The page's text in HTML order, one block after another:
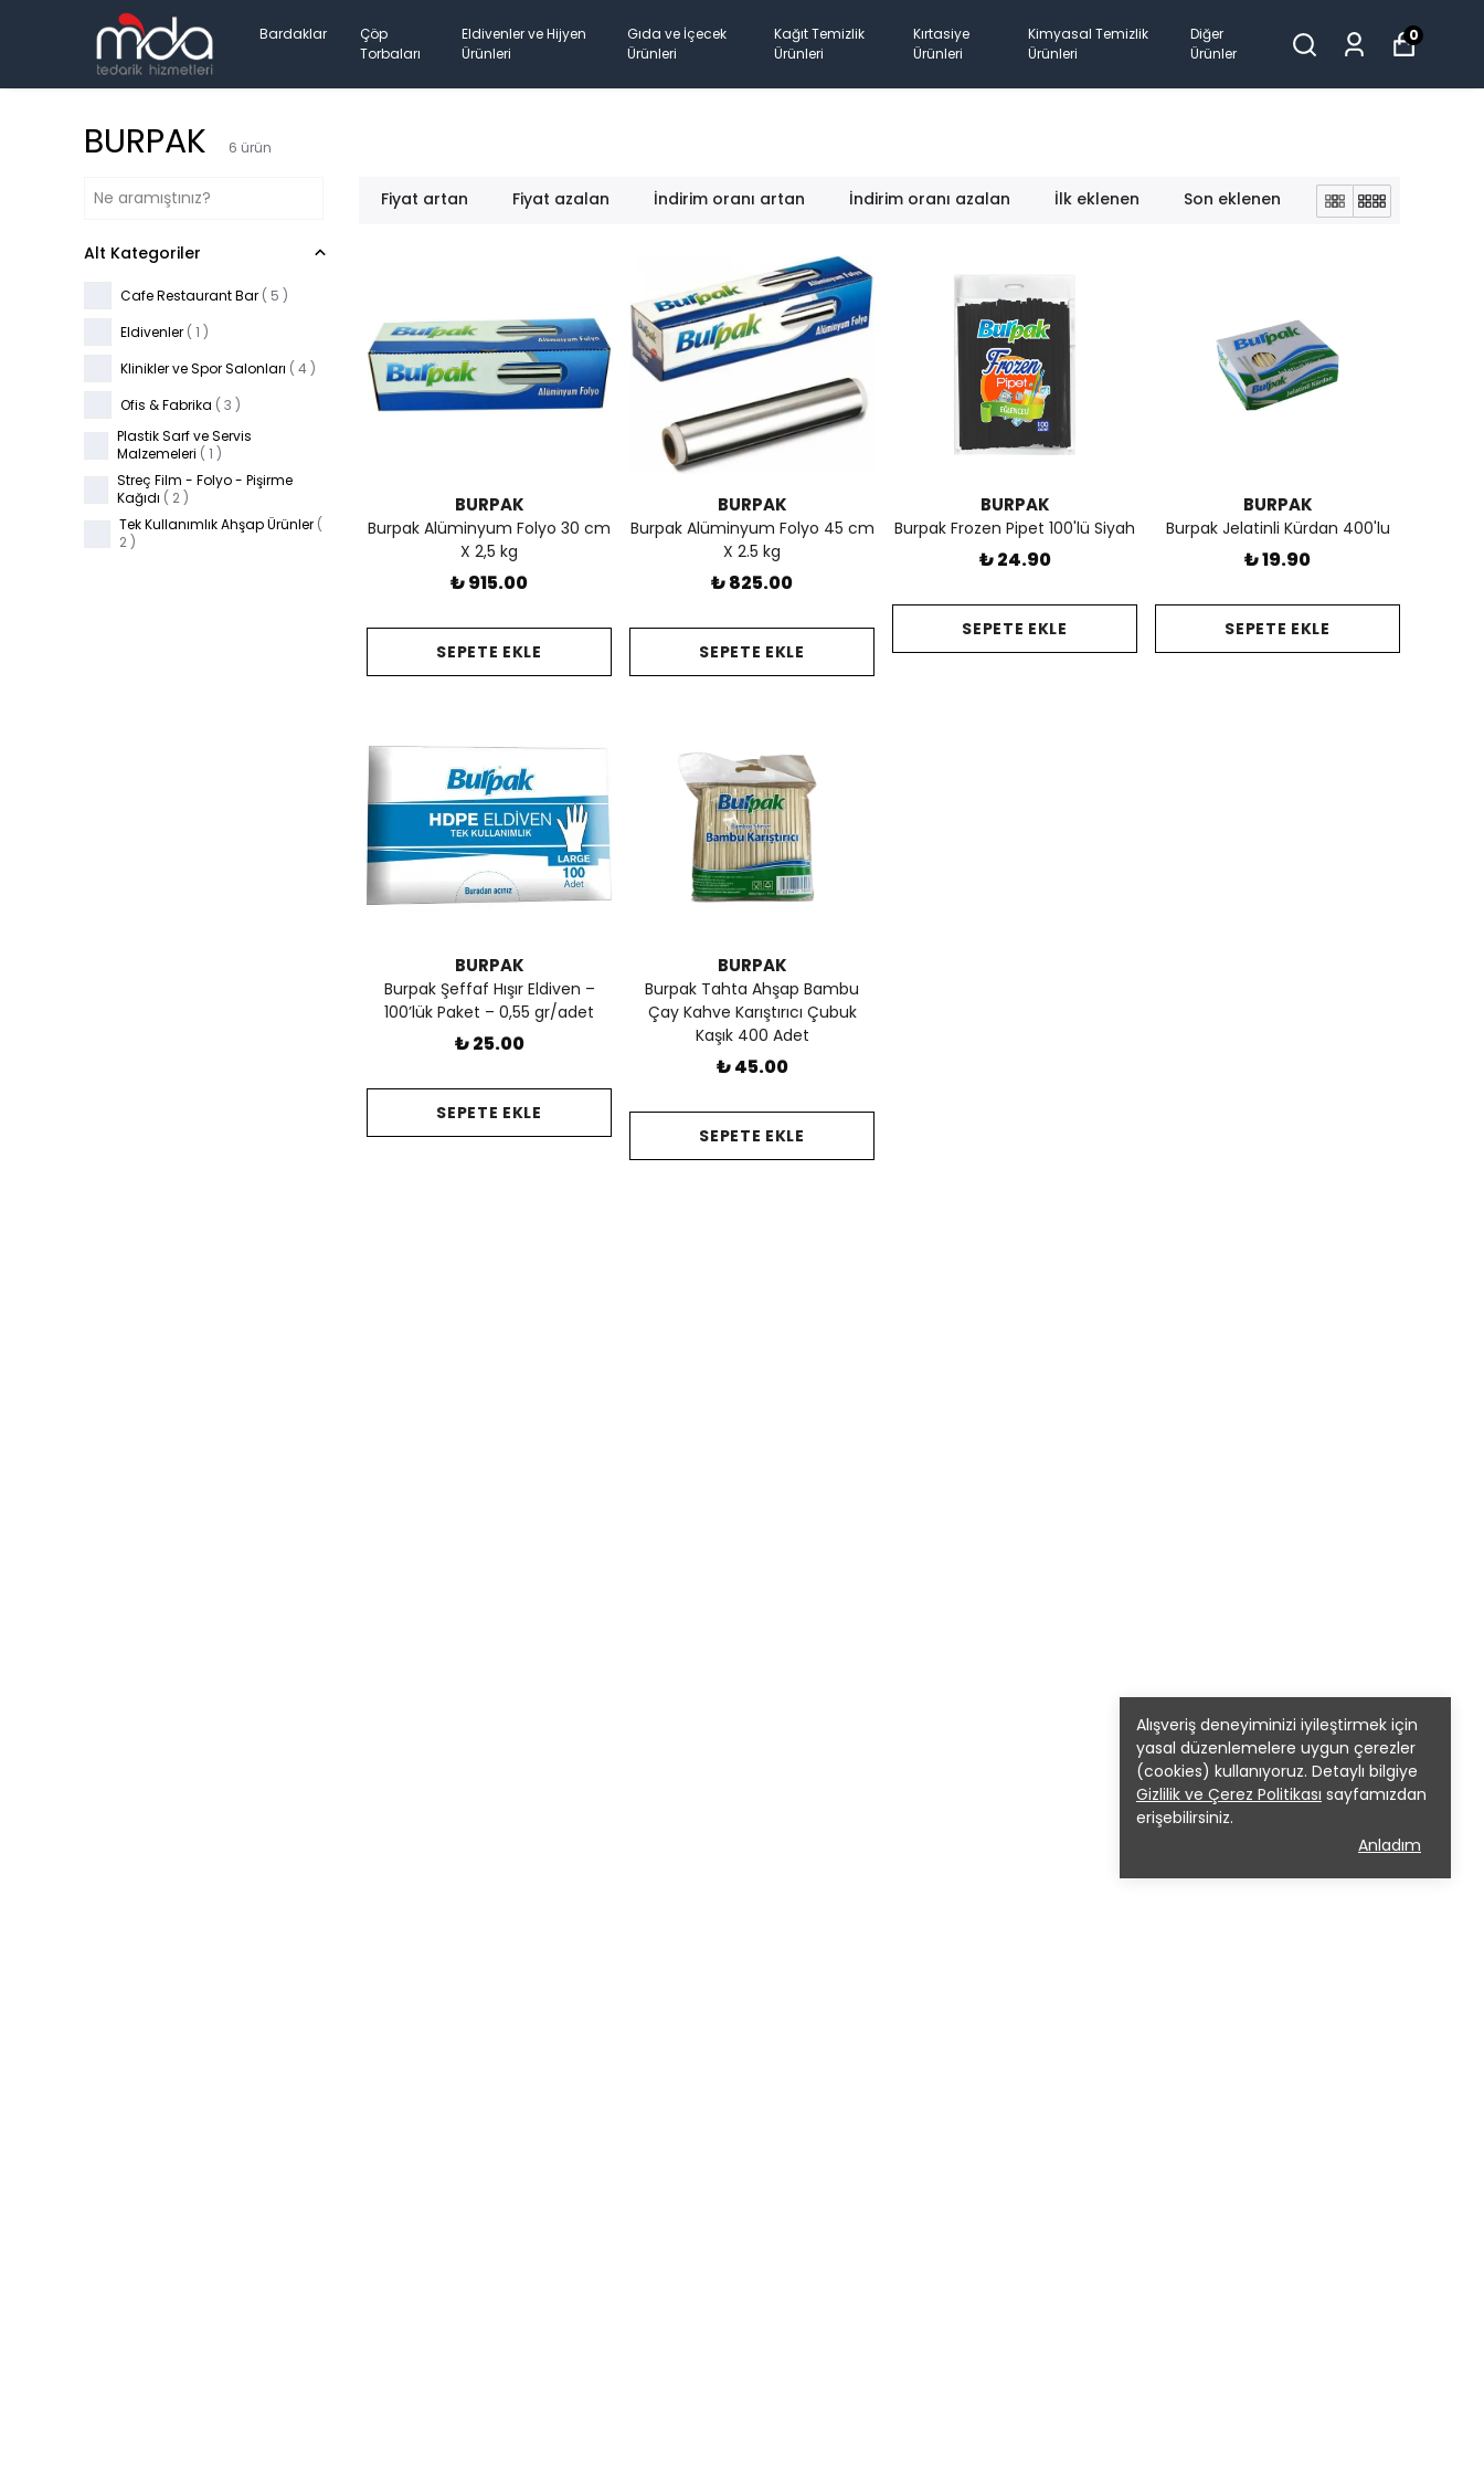
Bardaklar
Çöp
Torbaları
Eldivenler ve Hijyen
Ürünleri
Gıda ve İçecek
Ürünleri
Kağıt Temizlik
Ürünleri
Kırtasiye
Ürünleri
Kimyasal Temizlik
Ürünleri
Diğer
Ürünler
0
Alışveriş deneyiminizi iyileştirmek için
yasal düzenlemelere uygun çerezler
(cookies) kullanıyoruz. Detaylı bilgiye
Gizlilik ve Çerez Politikası sayfamızdan
erişebilirsiniz.
Anladım
BURPAK 6 ürün
Fiyat artan Fiyat azalan İndirim oranı artan İndirim oranı azalan İlk eklenen Son eklenen
Alt Kategoriler
Cafe Restaurant Bar ( 5 )
Eldivenler ( 1 )
Klinikler ve Spor Salonları ( 4 )
Ofis & Fabrika ( 3 )
Plastik Sarf ve Servis
Malzemeleri (1 )
Streç Film - Folyo - Pişirme
Kağıdı ( 2)
Tek Kullanımlık Ahşap Ürünler (
2)
BURPAK
Burpak Alüminyum Folyo 30 cm
X 2,5 kg
₺ 915.00
SEPETE EKLE
BURPAK
Burpak Alüminyum Folyo 45 cm
X 2.5 kg
₺ 825.00
SEPETE EKLE
BURPAK
Burpak Frozen Pipet 100'lü Siyah
₺ 24.90
SEPETE EKLE
BURPAK
Burpak Jelatinli Kürdan 400'lu
₺ 19.90
SEPETE EKLE
BURPAK
Burpak Şeffaf Hışır Eldiven –
100’lük Paket – 0,55 gr/adet
₺ 25.00
SEPETE EKLE
BURPAK
Burpak Tahta Ahşap Bambu
Çay Kahve Karıştırıcı Çubuk
Kaşık 400 Adet
₺ 45.00
SEPETE EKLE